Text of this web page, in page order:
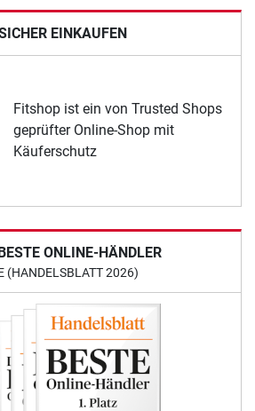
EINKAUFEN
Fitshop ist ein von Trusted Shops
geprüfter Online-Shop mit
Käuferschutz
ONLINE-HÄNDLER
(HANDELSBLATT 2026)